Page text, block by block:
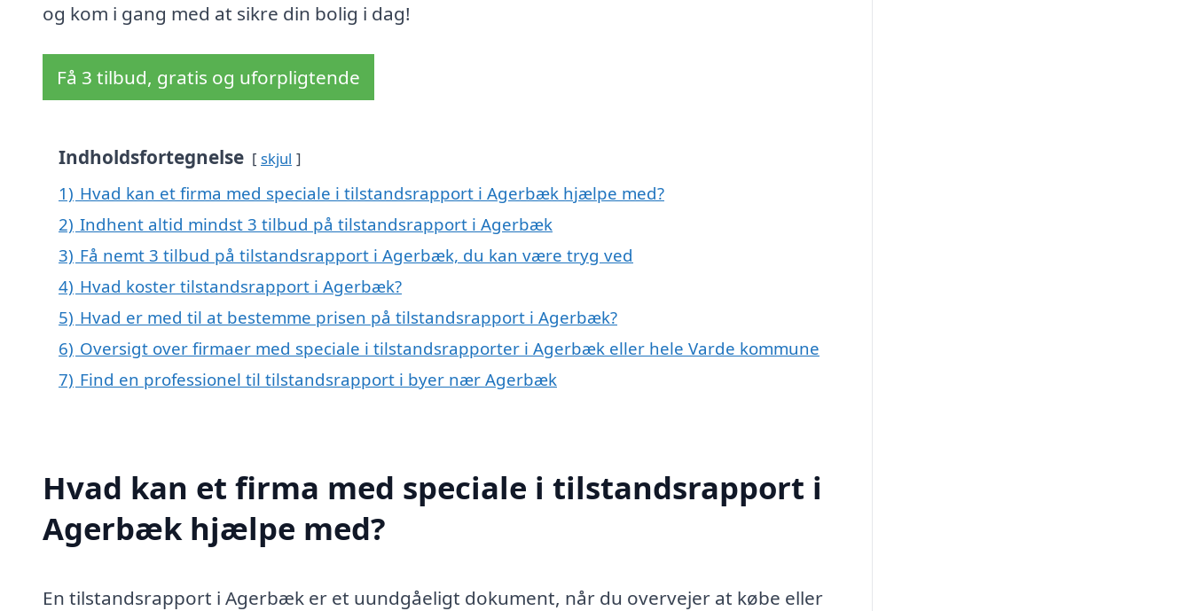
og kom i gang med at sikre din bolig i dag!
Få 3 tilbud, gratis og uforpligtende
Indholdsfortegnelse skjul
1) Hvad kan et firma med speciale i tilstandsrapport i Agerbæk hjælpe med?
2) Indhent altid mindst 3 tilbud på tilstandsrapport i Agerbæk
3) Få nemt 3 tilbud på tilstandsrapport i Agerbæk, du kan være tryg ved
4) Hvad koster tilstandsrapport i Agerbæk?
5) Hvad er med til at bestemme prisen på tilstandsrapport i Agerbæk?
6) Oversigt over firmaer med speciale i tilstandsrapporter i Agerbæk eller hele Varde kommune
7) Find en professionel til tilstandsrapport i byer nær Agerbæk
Hvad kan et firma med speciale i tilstandsrapport i
Agerbæk hjælpe med?
En tilstandsrapport i Agerbæk er et uundgåeligt dokument, når du overvejer at købe eller